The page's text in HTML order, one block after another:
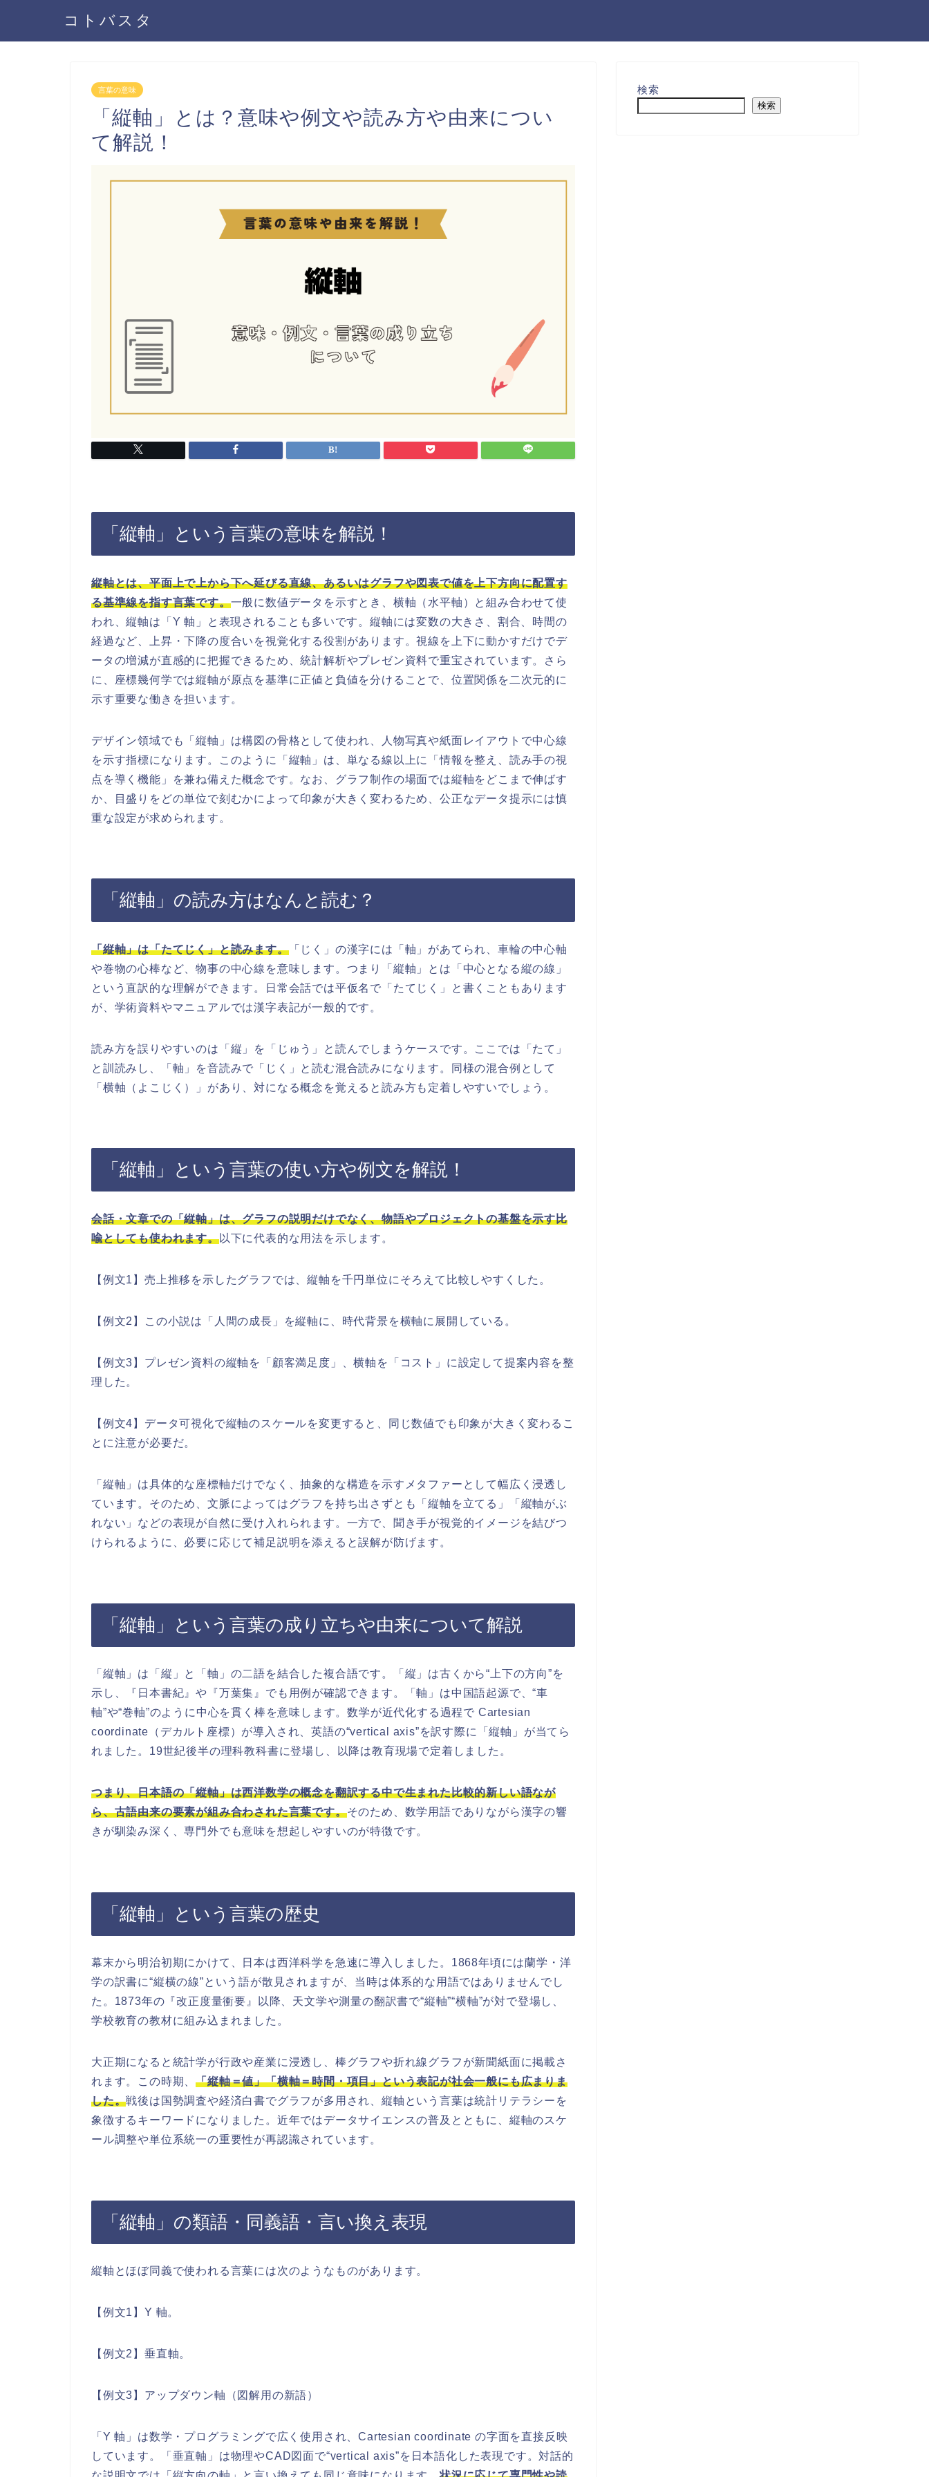
コトバスタ
言葉の意味
「縦軸」とは？意味や例文や読み方や由来につい
て解説！
「縦軸」という言葉の意味を解説！
縦軸とは、平面上で上から下へ延びる直線、あるいはグラフや図表で値を上下方向に配置す
る基準線を指す言葉です。一般に数値データを示すとき、横軸（水平軸）と組み合わせて使
われ、縦軸は「Y 軸」と表現されることも多いです。縦軸には変数の大きさ、割合、時間の
経過など、上昇・下降の度合いを視覚化する役割があります。視線を上下に動かすだけでデ
ータの増減が直感的に把握できるため、統計解析やプレゼン資料で重宝されています。さら
に、座標幾何学では縦軸が原点を基準に正値と負値を分けることで、位置関係を二次元的に
示す重要な働きを担います。
デザイン領域でも「縦軸」は構図の骨格として使われ、人物写真や紙面レイアウトで中心線
を示す指標になります。このように「縦軸」は、単なる線以上に「情報を整え、読み手の視
点を導く機能」を兼ね備えた概念です。なお、グラフ制作の場面では縦軸をどこまで伸ばす
か、目盛りをどの単位で刻むかによって印象が大きく変わるため、公正なデータ提示には慎
重な設定が求められます。
「縦軸」の読み方はなんと読む？
「縦軸」は「たてじく」と読みます。「じく」の漢字には「軸」があてられ、車輪の中心軸
や巻物の心棒など、物事の中心線を意味します。つまり「縦軸」とは「中心となる縦の線」
という直訳的な理解ができます。日常会話では平仮名で「たてじく」と書くこともあります
が、学術資料やマニュアルでは漢字表記が一般的です。
読み方を誤りやすいのは「縦」を「じゅう」と読んでしまうケースです。ここでは「たて」
と訓読みし、「軸」を音読みで「じく」と読む混合読みになります。同様の混合例として
「横軸（よこじく）」があり、対になる概念を覚えると読み方も定着しやすいでしょう。
「縦軸」という言葉の使い方や例文を解説！
会話・文章での「縦軸」は、グラフの説明だけでなく、物語やプロジェクトの基盤を示す比
喩としても使われます。以下に代表的な用法を示します。
【例文1】売上推移を示したグラフでは、縦軸を千円単位にそろえて比較しやすくした。
【例文2】この小説は「人間の成長」を縦軸に、時代背景を横軸に展開している。
【例文3】プレゼン資料の縦軸を「顧客満足度」、横軸を「コスト」に設定して提案内容を整
理した。
【例文4】データ可視化で縦軸のスケールを変更すると、同じ数値でも印象が大きく変わるこ
とに注意が必要だ。
「縦軸」は具体的な座標軸だけでなく、抽象的な構造を示すメタファーとして幅広く浸透し
ています。そのため、文脈によってはグラフを持ち出さずとも「縦軸を立てる」「縦軸がぶ
れない」などの表現が自然に受け入れられます。一方で、聞き手が視覚的イメージを結びつ
けられるように、必要に応じて補足説明を添えると誤解が防げます。
「縦軸」という言葉の成り立ちや由来について解説
「縦軸」は「縦」と「軸」の二語を結合した複合語です。「縦」は古くから“上下の方向”を
示し、『日本書紀』や『万葉集』でも用例が確認できます。「軸」は中国語起源で、“車
軸”や“巻軸”のように中心を貫く棒を意味します。数学が近代化する過程で Cartesian
coordinate（デカルト座標）が導入され、英語の“vertical axis”を訳す際に「縦軸」が当てら
れました。19世紀後半の理科教科書に登場し、以降は教育現場で定着しました。
つまり、日本語の「縦軸」は西洋数学の概念を翻訳する中で生まれた比較的新しい語なが
ら、古語由来の要素が組み合わされた言葉です。そのため、数学用語でありながら漢字の響
きが馴染み深く、専門外でも意味を想起しやすいのが特徴です。
「縦軸」という言葉の歴史
幕末から明治初期にかけて、日本は西洋科学を急速に導入しました。1868年頃には蘭学・洋
学の訳書に“縦横の線”という語が散見されますが、当時は体系的な用語ではありませんでし
た。1873年の『改正度量衝要』以降、天文学や測量の翻訳書で“縦軸”“横軸”が対で登場し、
学校教育の教材に組み込まれました。
大正期になると統計学が行政や産業に浸透し、棒グラフや折れ線グラフが新聞紙面に掲載さ
れます。この時期、「縦軸＝値」「横軸＝時間・項目」という表記が社会一般にも広まりま
した。戦後は国勢調査や経済白書でグラフが多用され、縦軸という言葉は統計リテラシーを
象徴するキーワードになりました。近年ではデータサイエンスの普及とともに、縦軸のスケ
ール調整や単位系統一の重要性が再認識されています。
「縦軸」の類語・同義語・言い換え表現
縦軸とほぼ同義で使われる言葉には次のようなものがあります。
【例文1】Y 軸。
【例文2】垂直軸。
【例文3】アップダウン軸（図解用の新語）
「Y 軸」は数学・プログラミングで広く使用され、Cartesian coordinate の字面を直接反映
しています。「垂直軸」は物理やCAD図面で“vertical axis”を日本語化した表現です。対話的
検索
検索